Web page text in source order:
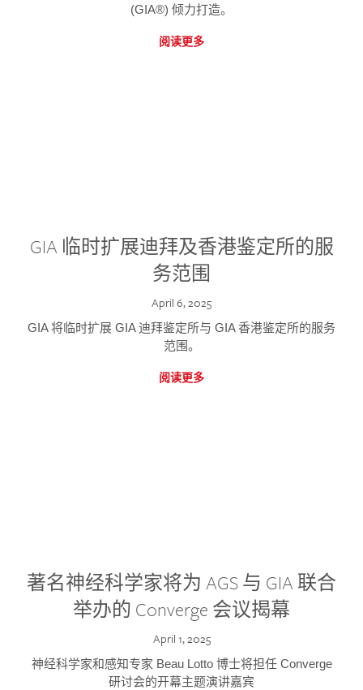
(GIA®) 倾力打造。
阅读更多
GIA 临时扩展迪拜及香港鉴定所的服
务范围
April 6, 2025
GIA 将临时扩展 GIA 迪拜鉴定所与 GIA 香港鉴定所的服务
范围。
阅读更多
著名神经科学家将为 AGS 与 GIA 联合
举办的 Converge 会议揭幕
April 1, 2025
神经科学家和感知专家 Beau Lotto 博士将担任 Converge
研讨会的开幕主题演讲嘉宾